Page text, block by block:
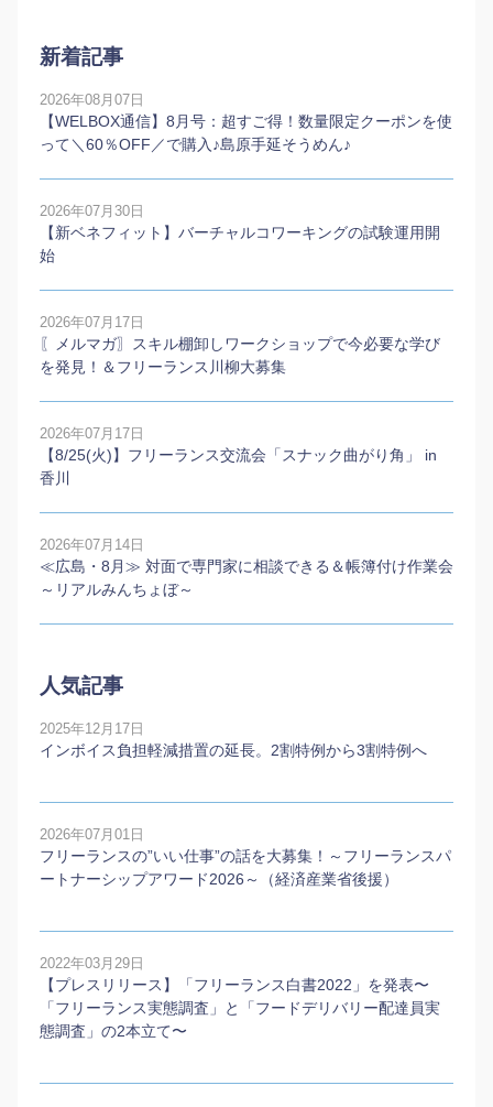
新着記事
2026年08月07日
【WELBOX通信】8月号：超すご得！数量限定クーポンを使
って＼60％OFF／で購入♪島原手延そうめん♪
2026年07月30日
【新ベネフィット】バーチャルコワーキングの試験運用開
始
2026年07月17日
〖メルマガ〗スキル棚卸しワークショップで今必要な学び
を発見！＆フリーランス川柳大募集
2026年07月17日
【8/25(火)】フリーランス交流会「スナック曲がり角」 in
香川
2026年07月14日
≪広島・8月≫ 対面で専門家に相談できる＆帳簿付け作業会
～リアルみんちょぼ～
人気記事
2025年12月17日
インボイス負担軽減措置の延長。2割特例から3割特例へ
2026年07月01日
フリーランスの”いい仕事”の話を大募集！～フリーランスパ
ートナーシップアワード2026～（経済産業省後援）
2022年03月29日
【プレスリリース】「フリーランス白書2022」を発表〜
「フリーランス実態調査」と「フードデリバリー配達員実
態調査」の2本⽴て〜